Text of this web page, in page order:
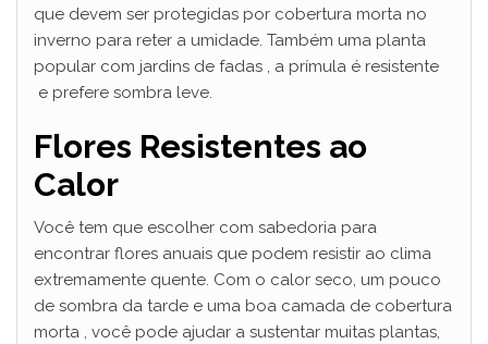
que devem ser protegidas por cobertura morta no
inverno para reter a umidade. Também uma planta
popular com jardins de fadas , a prímula é resistente
e prefere sombra leve.
Flores Resistentes ao
Calor
Você tem que escolher com sabedoria para
encontrar flores anuais que podem resistir ao clima
extremamente quente. Com o calor seco, um pouco
de sombra da tarde e uma boa camada de cobertura
morta , você pode ajudar a sustentar muitas plantas,